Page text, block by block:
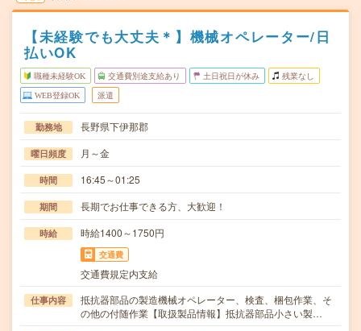
【未経験でも大丈夫＊】機械オペレーター/日
払いOK
職種未経験OK 交通費別途支給あり 土日祝日が休み 残業なし
WEB登録OK 派遣
勤務地 長野県下伊那郡
曜日頻度 月～金
時間 16:45～01:25
期間 長期でお仕事できる方、大歓迎！
時給 時給1400～1750円
交通費
交通費規定内支給
仕事内容
抵抗器部品の製造機械オペレーター、検査、梱包作業、そ
の他の付随作業【取扱製品情報】抵抗器部品小さい製…